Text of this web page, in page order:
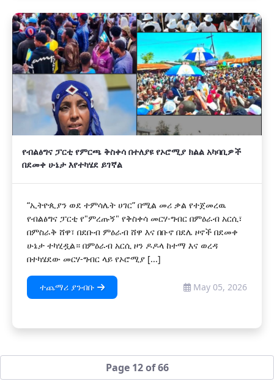
የብልፅግና ፓርቲ የምርጫ ቅስቀሳ በተለያዩ የኦሮሚያ ክልል አካባቢዎች
በደመቀ ሁኔታ እየተካሄደ ይገኛል
“ኢትዮጲያን ወደ ተምሳሌት ሀገር” በሚል መሪ ቃል የተጀመረዉ
የብልፅግና ፓርቲ የ"ምረጡኝ" የቅስቀሳ መርሃ-ግብር በምዕራብ አርሲ፣
በምስራቅ ሸዋ፣ በደቡብ ምዕራብ ሸዋ እና በቡኖ በደሌ ዞኖች በደመቀ
ሁኔታ ተካሂዷል። በምዕራብ አርሲ ዞን ዶዶላ ከተማ እና ወረዳ
በተካሄደው መርሃ-ግብር ላይ የኦሮሚያ [...]
ተጨማሪ ያንብቡ May 05, 2026
Page 12 of 66